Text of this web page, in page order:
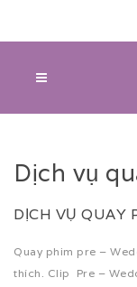
Dịch vụ
DỊCH VỤ QUAY
Quay phim pre –
thích. Clip Pre –